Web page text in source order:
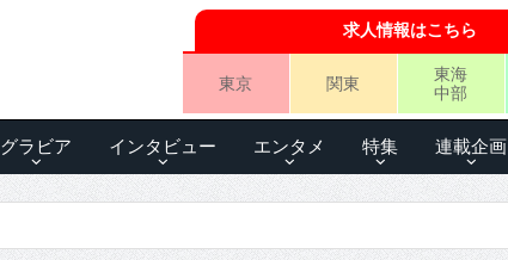
求人情報はこちら
東京 関東
東海
中部
グラビア インタビュー エンタメ 特集 連載企画